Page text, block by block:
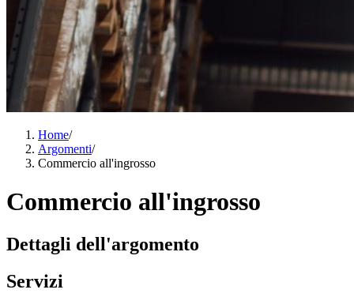
Home/
Argomenti/
Commercio all'ingrosso
Commercio all'ingrosso
Dettagli dell'argomento
Servizi